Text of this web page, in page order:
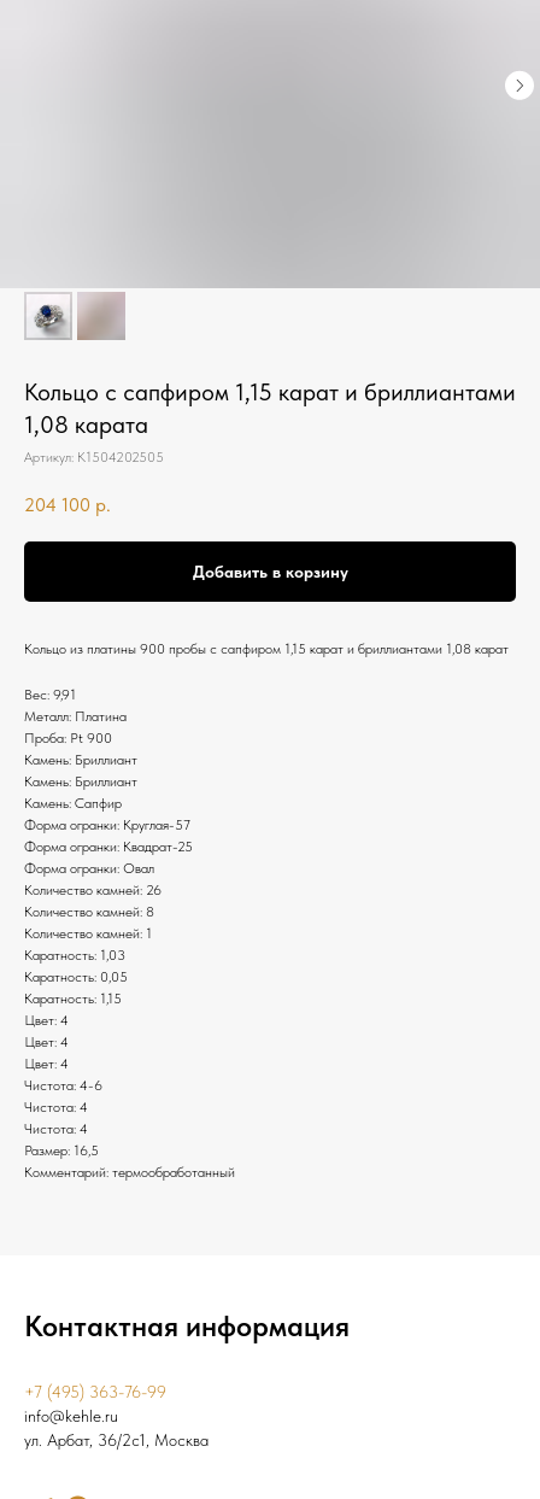
Кольцо с сапфиром 1,15 карат и бриллиантами
1,08 карата
Артикул: К1504202505
204 100 р.
Добавить в корзину
Кольцо из платины 900 пробы с сапфиром 1,15 карат и бриллиантами 1,08 карат
Вес: 9,91
Металл: Платина
Проба: Pt 900
Камень: Бриллиант
Камень: Бриллиант
Камень: Сапфир
Форма огранки: Круглая-57
Форма огранки: Квадрат-25
Форма огранки: Овал
Количество камней: 26
Количество камней: 8
Количество камней: 1
Каратность: 1,03
Каратность: 0,05
Каратность: 1,15
Цвет: 4
Цвет: 4
Цвет: 4
Чистота: 4-6
Чистота: 4
Чистота: 4
Размер: 16,5
Комментарий: термообработанный
Контактная информация
+7 (495) 363-76-99
info@kehle.ru
ул. Арбат, 36/2с1, Москва